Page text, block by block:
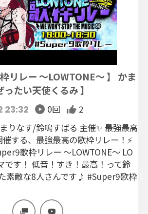
リレー 〜LOWTONE〜 】 かま
たい天使くるみ 】
23:32 0回
2
りなす/鈴鳴すばる 主催✨ 最強最高
する、最強最高の歌枠リレー！⚡️
歌枠リレー 〜LOWTONE〜 LO
です！ 低音！すき！最高！って鈴
素敵な8人さんです♪ #Super9歌枠